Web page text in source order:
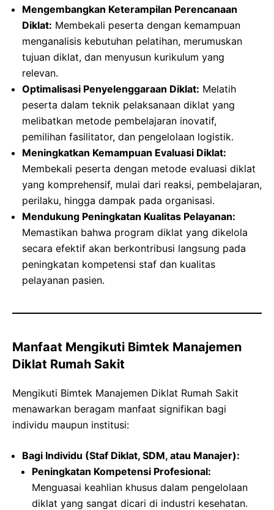
Mengembangkan Keterampilan Perencanaan
Diklat: Membekali peserta dengan kemampuan
menganalisis kebutuhan pelatihan, merumuskan
tujuan diklat, dan menyusun kurikulum yang
relevan.
Optimalisasi Penyelenggaraan Diklat: Melatih
peserta dalam teknik pelaksanaan diklat yang
melibatkan metode pembelajaran inovatif,
pemilihan fasilitator, dan pengelolaan logistik.
Meningkatkan Kemampuan Evaluasi Diklat:
Membekali peserta dengan metode evaluasi diklat
yang komprehensif, mulai dari reaksi, pembelajaran,
perilaku, hingga dampak pada organisasi.
Mendukung Peningkatan Kualitas Pelayanan:
Memastikan bahwa program diklat yang dikelola
secara efektif akan berkontribusi langsung pada
peningkatan kompetensi staf dan kualitas
pelayanan pasien.
Manfaat Mengikuti Bimtek Manajemen
Diklat Rumah Sakit
Mengikuti Bimtek Manajemen Diklat Rumah Sakit
menawarkan beragam manfaat signifikan bagi
individu maupun institusi:
Bagi Individu (Staf Diklat, SDM, atau Manajer):
Peningkatan Kompetensi Profesional:
Menguasai keahlian khusus dalam pengelolaan
diklat yang sangat dicari di industri kesehatan.